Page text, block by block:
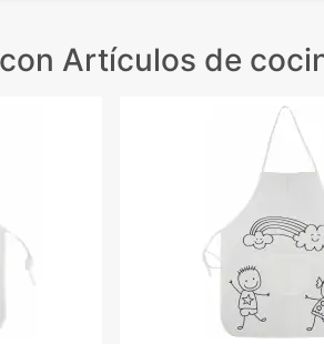
con Artículos de